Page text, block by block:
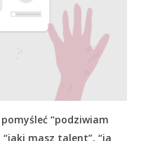
“podziwiam
“jaki masz talent”, “ja